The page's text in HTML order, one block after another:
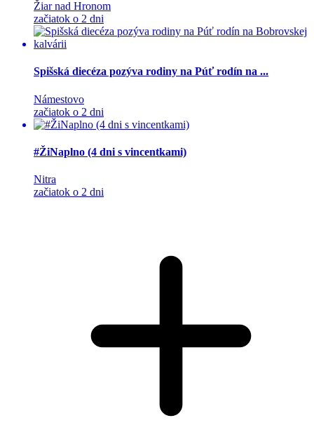
Žiar nad Hronom
začiatok o 2 dni
Spišská diecéza pozýva rodiny na Púť rodín na ...
Námestovo
začiatok o 2 dni
#ŽiNaplno (4 dni s vincentkami)
Nitra
začiatok o 2 dni